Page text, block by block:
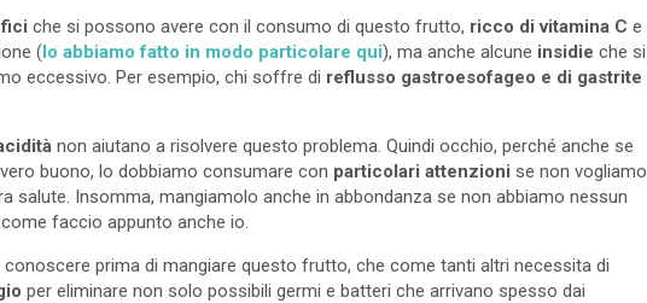
che si possono avere con il consumo di questo frutto, ricco di vitamina C e
(lo abbiamo fatto in modo particolare qui), ma anche alcune insidie che si
eccessivo. Per esempio, chi soffre di reflusso gastroesofageo e di gastrite
non aiutano a risolvere questo problema. Quindi occhio, perché anche se
buono, lo dobbiamo consumare con particolari attenzioni se non vogliamo
salute. Insomma, mangiamolo anche in abbondanza se non abbiamo nessun
faccio appunto anche io.
prima di mangiare questo frutto, che come tanti altri necessita di
per eliminare non solo possibili germi e batteri che arrivano spesso dai